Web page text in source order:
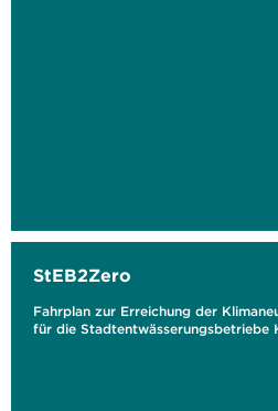
StEB2Zero
Fahrplan zur Erreichung der
für die Stadtentwässerungsbetriebe